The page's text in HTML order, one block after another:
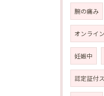
腕の痛み
オンライ
妊娠中
認定証付